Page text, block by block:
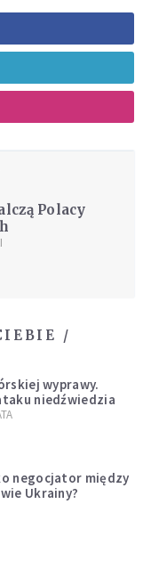
Polacy
/
wyprawy.
niedźwiedzia
negocjator między
Ukrainy?